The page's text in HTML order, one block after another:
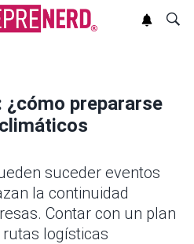
prepararse
suceder eventos
la continuidad
Contar con un plan
logísticas